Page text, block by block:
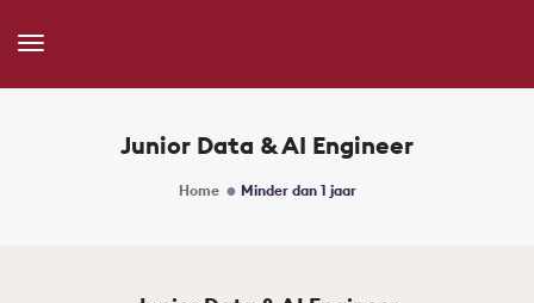
Toggle
Junior Data & AI Engineer
Home Minder dan 1 jaar